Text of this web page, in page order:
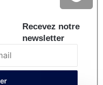
Recevez notre
newsletter